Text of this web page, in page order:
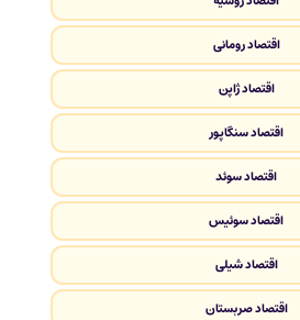
اقتصاد رومانی
اقتصاد ژاپن
اقتصاد سنگاپور
اقتصاد سوئد
اقتصاد سوئیس
اقتصاد شیلی
اقتصاد صربستان